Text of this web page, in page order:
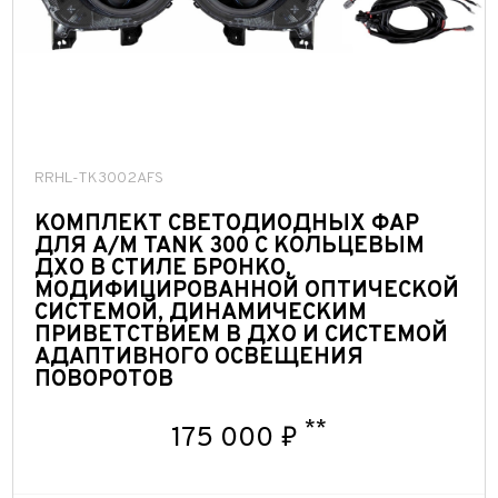
BRTLED
RIGID
RIVAL
SKYWAY
TENGQIAN
RRHL-TK3002AFS
КОМПЛЕКТ СВЕТОДИОДНЫХ ФАР
ДЛЯ А/М TANK 300 С КОЛЬЦЕВЫМ
ДХО В СТИЛЕ БРОНКО,
МОДИФИЦИРОВАННОЙ ОПТИЧЕСКОЙ
СИСТЕМОЙ, ДИНАМИЧЕСКИМ
ПРИВЕТСТВИЕМ В ДХО И СИСТЕМОЙ
АДАПТИВНОГО ОСВЕЩЕНИЯ
ПОВОРОТОВ
175 000 ₽ **
Обратная связь
Заявка на оценку